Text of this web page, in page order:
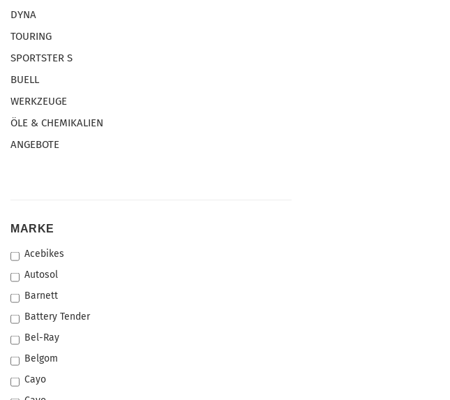
DYNA
TOURING
SPORTSTER S
BUELL
WERKZEUGE
ÖLE & CHEMIKALIEN
ANGEBOTE
MARKE
MARKE
Acebikes
Autosol
Barnett
Battery Tender
Bel-Ray
Belgom
Cayo